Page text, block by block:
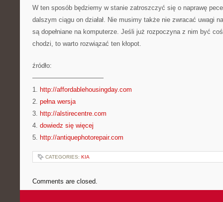
W ten sposób będziemy w stanie zatroszczyć się o naprawę
dalszym ciągu on działał. Nie musimy także nie zwracać uwagi
są dopełniane na komputerze. Jeśli już rozpoczyna z nim być
chodzi, to warto rozwiązać ten kłopot.
źródło:
———————————
1. http://affordablehousingday.com
2. pełna wersja
3. http://alstirecentre.com
4. dowiedz się więcej
5. http://antiquephotorepair.com
CATEGORIES: KIA
Comments are closed.